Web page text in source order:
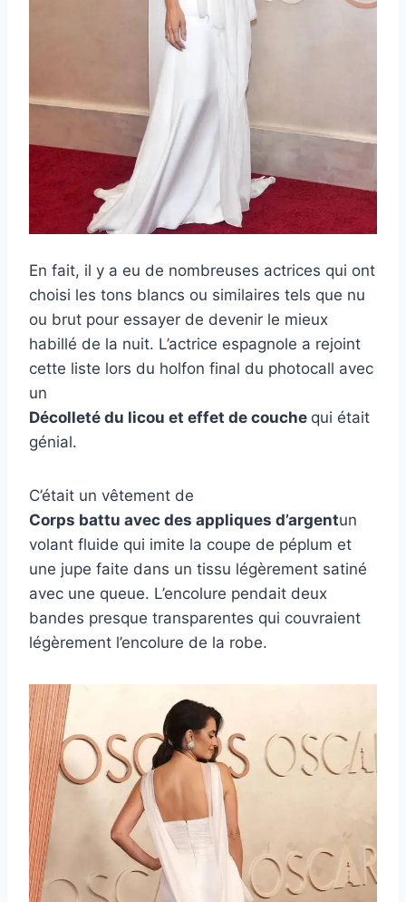
En fait, il y a eu de nombreuses actrices qui ont
choisi les tons blancs ou similaires tels que nu
ou brut pour essayer de devenir le mieux
habillé de la nuit. L’actrice espagnole a rejoint
cette liste lors du holfon final du photocall avec
un
Décolleté du licou et effet de couche qui était
génial.
C’était un vêtement de
Corps battu avec des appliques d’argentun
volant fluide qui imite la coupe de péplum et
une jupe faite dans un tissu légèrement satiné
avec une queue. L’encolure pendait deux
bandes presque transparentes qui couvraient
légèrement l’encolure de la robe.